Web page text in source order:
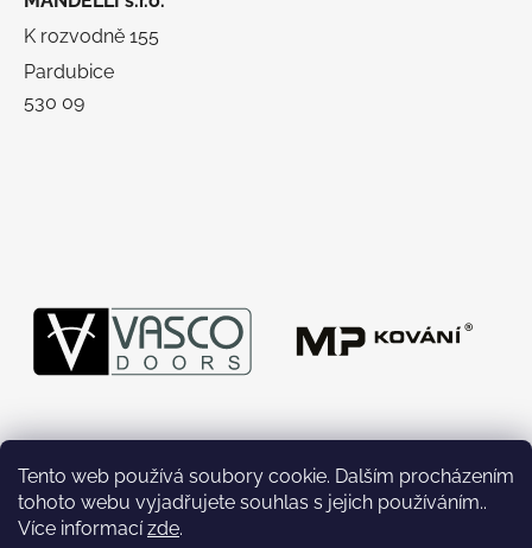
Tento web používá soubory cookie. Dalším procházením
tohoto webu vyjadřujete souhlas s jejich používáním..
Více informacízde.
K rozvodně 155
Pardubice
530 09